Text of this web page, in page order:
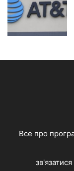
Все про